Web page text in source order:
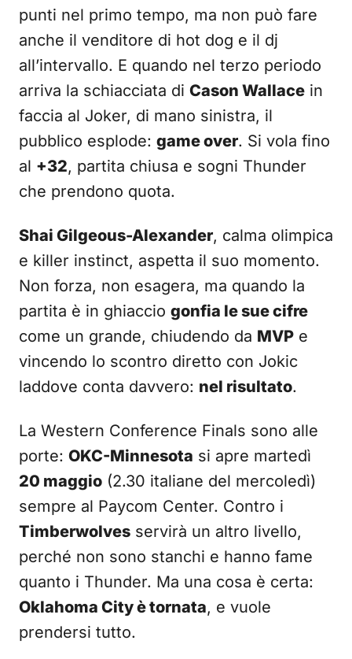
punti nel primo tempo, ma non può fare
anche il venditore di hot dog e il dj
all’intervallo. E quando nel terzo periodo
arriva la schiacciata di Cason Wallace in
faccia al Joker, di mano sinistra, il
pubblico esplode: game over. Si vola fino
al +32, partita chiusa e sogni Thunder
che prendono quota.
Shai Gilgeous-Alexander, calma olimpica
e killer instinct, aspetta il suo momento.
Non forza, non esagera, ma quando la
partita è in ghiaccio gonfia le sue cifre
come un grande, chiudendo da MVP e
vincendo lo scontro diretto con Jokic
laddove conta davvero: nel risultato.
La Western Conference Finals sono alle
porte: OKC-Minnesota si apre martedì
20 maggio (2.30 italiane del mercoledì)
sempre al Paycom Center. Contro i
Timberwolves servirà un altro livello,
perché non sono stanchi e hanno fame
quanto i Thunder. Ma una cosa è certa:
Oklahoma City è tornata, e vuole
prendersi tutto.